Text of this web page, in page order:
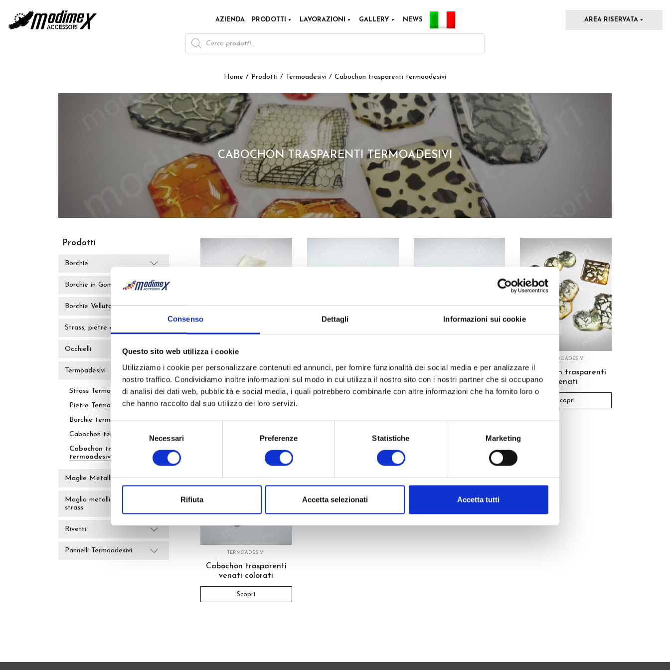
Consenso Dettagli Informazioni sui cookie
Questo sito web utilizza i cookie
Utilizziamo i cookie per personalizzare contenuti ed annunci, per fornire funzionalità dei social media e per analizzare il
nostro traffico. Condividiamo inoltre informazioni sul modo in cui utilizza il nostro sito con i nostri partner che si occupano
di analisi dei dati web, pubblicità e social media, i quali potrebbero combinarle con altre informazioni che ha fornito loro o
che hanno raccolto dal suo utilizzo dei loro servizi.
del
consenso
Necessari Preferenze Statistiche Marketing
Rifiuta Accetta selezionati Accetta tutti
AZIENDA PRODOTTI LAVORAZIONI GALLERY NEWS AREA RISERVATA
Products
search
Home / Prodotti / Termoadesivi / Cabochon trasparenti termoadesivi
CABOCHON TRASPARENTI TERMOADESIVI
Prodotti
Borchie
Borchie in Gomma
Borchie Vellutate
Strass, pietre e perle
Occhielli
Termoadesivi
Strass Termoadesivi
Pietre Termoadesive
Borchie termoadesive
Cabochon termoadesivi
Cabochon trasparenti
termoadesivi
Maglie Metalliche
Maglia metallica con
strass
Rivetti
Pannelli Termoadesivi
Cabochon Trasparenti
Scopri
Cabochon trasparenti
disegno leopardo
Cabochon trasparenti
disegno pizzo
TERMOADESIVI
Cabochon trasparenti
venati
Scopri
TERMOADESIVI
Cabochon trasparenti
venati colorati
Scopri